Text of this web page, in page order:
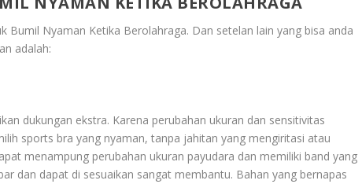
Bumil Nyaman Ketika Berolahraga. Dan setelan lain yang bisa anda
adalah:
dukungan ekstra. Karena perubahan ukuran dan sensitivitas
sports bra yang nyaman, tanpa jahitan yang mengiritasi atau
menampung perubahan ukuran payudara dan memiliki band yang
dan dapat di sesuaikan sangat membantu. Bahan yang bernapas